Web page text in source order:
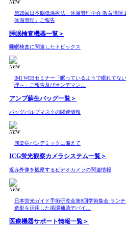
NEW
第28回日本脳低温療法・体温管理学会 教育講演
体温管理」ご報告
睡眠検査機器一覧＞
睡眠検査に関連したトピックス
NEW
IMI WEBセミナー「眠っているようで眠れてな
理～」ご報告及びオンデマン…
アンブ蘇生バッグ一覧＞
バッグバルブマスクの関連情報
NEW
感染症パンデミックに備えて
ICG蛍光観察カメラシステム一覧＞
近赤外像を観察するビデオカメラの関連情報
NEW
日本蛍光ガイド手術研究会第8回学術集会 ラン
造影を活用した循環補助デバイ…
医療機器サポート情報一覧＞